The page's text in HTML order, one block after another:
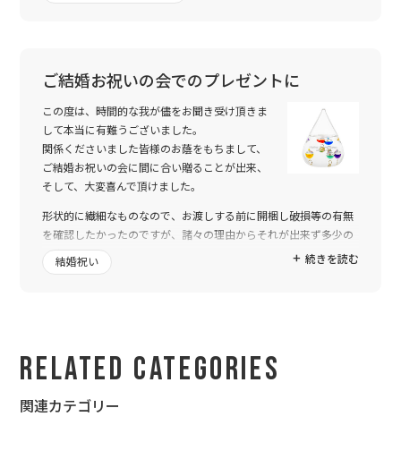
親身に考えて対応頂き、ありがとうございました！
ご結婚お祝いの会でのプレゼントに
この度は、時間的な我が儘をお聞き受け頂きま
して本当に有難うございました。
関係くださいました皆様のお蔭をもちまして、
ご結婚お祝いの会に間に合い贈ることが出来、
そして、大変喜んで頂けました。
形状的に繊細なものなので、お渡しする前に開梱し破損等の有無
を確認したかったのですが、諸々の理由からそれが出来ず多少の
不安もありました。
しかしながら 何度か2-uさんを利用させて頂く中で、皆様の迅速
た。
重ねてお礼申し上げます。
続きを読む
結婚祝い
Related Categories
関連カテゴリー